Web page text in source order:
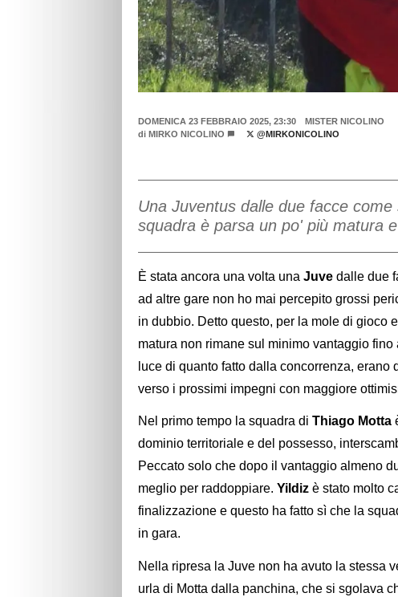
DOMENICA 23 FEBBRAIO 2025, 23:30
MISTER NICOLINO
di MIRKO NICOLINO @MIRKONICOLINO
Una Juventus dalle due facce
squadra è parsa un po' più matura
È stata ancora una volta una Juve dalle due
ad altre gare non ho mai percepito grossi
in dubbio. Detto questo, per la mole di gioco
matura non rimane sul minimo vantaggio
luce di quanto fatto dalla concorrenza,
verso i prossimi impegni con maggiore
Nel primo tempo la squadra di Thiago Motta
dominio territoriale e del possesso,
Peccato solo che dopo il vantaggio almeno
meglio per raddoppiare. Yildiz è stato molto
finalizzazione e questo ha fatto sì che la
in gara.
Nella ripresa la Juve non ha avuto la stessa
urla di Motta dalla panchina, che si sgolava